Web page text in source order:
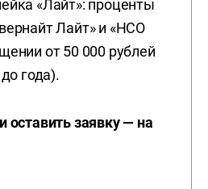
«Лайт»: проценты
Лайт» и «НСО
от 50 000 рублей
года).
оставить заявку — на